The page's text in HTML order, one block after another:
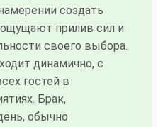
создать
прилив сил и
своего выбора.
динамично, с
гостей в
Брак,
обычно